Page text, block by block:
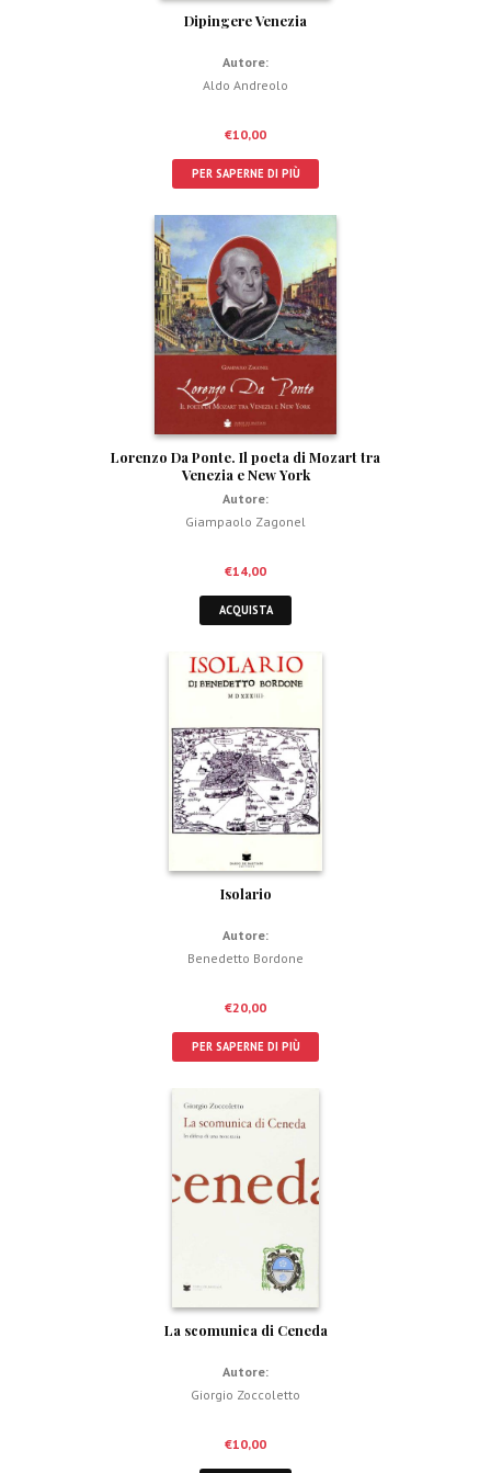
Dipingere Venezia
Autore:
Aldo Andreolo
€10,00
PER SAPERNE DI PIÙ
Lorenzo Da Ponte. Il poeta di Mozart tra
Venezia e New York
Autore:
Giampaolo Zagonel
€14,00
ACQUISTA
Isolario
Autore:
Benedetto Bordone
€20,00
PER SAPERNE DI PIÙ
La scomunica di Ceneda
Autore:
Giorgio Zoccoletto
€10,00